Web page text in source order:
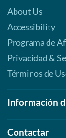
About Us
Accessibility
Programa de
Privacidad &
Términos de
Información
Contactar